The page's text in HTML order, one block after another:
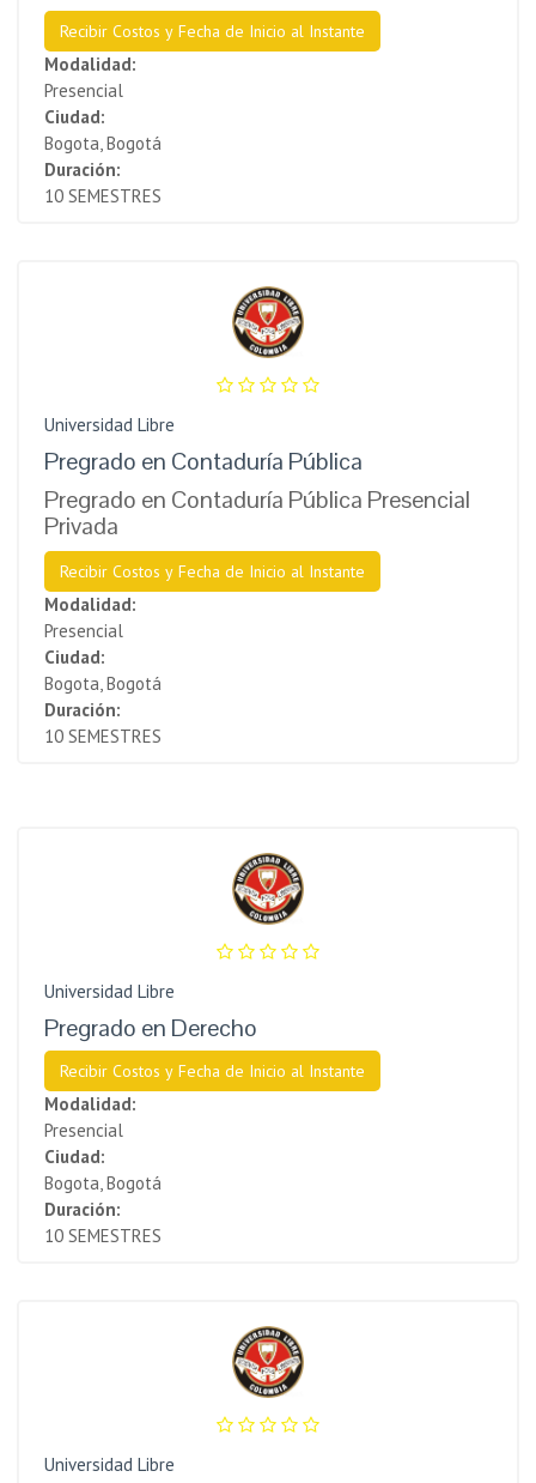
Recibir Costos y Fecha de Inicio al Instante
Modalidad:
Presencial
Ciudad:
Bogota, Bogotá
Duración:
10 SEMESTRES
Universidad Libre
Pregrado en Contaduría Pública
Pregrado en Contaduría Pública Presencial
Privada
Recibir Costos y Fecha de Inicio al Instante
Modalidad:
Presencial
Ciudad:
Bogota, Bogotá
Duración:
10 SEMESTRES
Universidad Libre
Pregrado en Derecho
Recibir Costos y Fecha de Inicio al Instante
Modalidad:
Presencial
Ciudad:
Bogota, Bogotá
Duración:
10 SEMESTRES
Universidad Libre